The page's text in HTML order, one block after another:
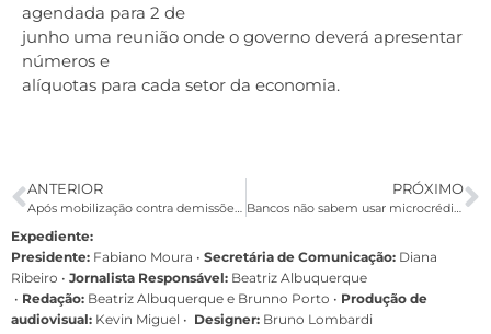
agendada para 2 de
junho uma reunião onde o governo deverá apresentar
números e
alíquotas para cada setor da economia.
ANTERIOR
Após mobilização contra demissões, Itaú reativa Centro de Realocação
PRÓXIMO
Bancos não sabem usar microcrédito, diz Nobel da Paz de 2006
Expediente:
Presidente: Fabiano Moura • Secretária de Comunicação: Diana
Ribeiro • Jornalista Responsável: Beatriz Albuquerque
• Redação: Beatriz Albuquerque e Brunno Porto • Produção de
audiovisual: Kevin Miguel • Designer: Bruno Lombardi